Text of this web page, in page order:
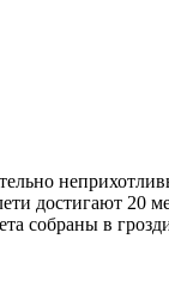
достигают 20
собраны в